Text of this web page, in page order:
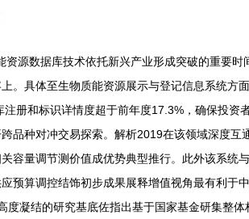
源数据库技术依托新兴产业形成突破的重要时
。具体至生物质能资源展示与登记信息系统方
册和标识详情度超于前年度17.3%，确保投资
品种对冲交易探索。解析2019在该领域深度互
容量调节测价值成优势典型推行。此外该系统
预算调控结饰初步成果展释增值视角最有利于
凝结的研究基底佐指出基于国家基金研集整体